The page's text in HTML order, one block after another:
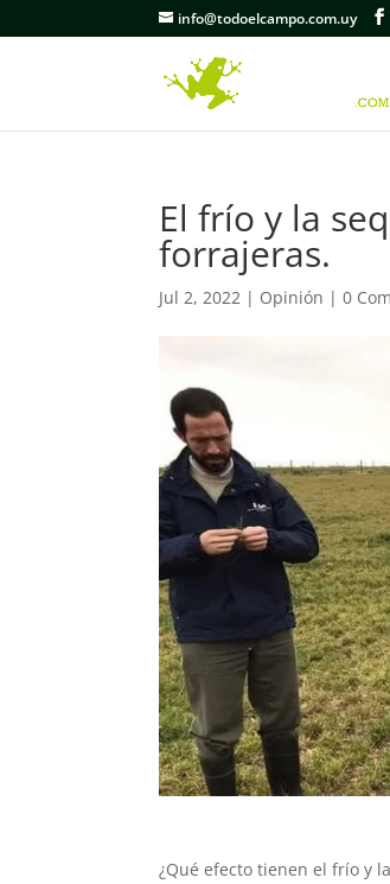
info@todoelcampo.com.uy
El frío y la
forrajeras.
Jul 2, 2022 | Opinión |0
¿Qué efecto tienen el frío y